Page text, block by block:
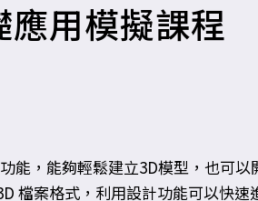
應用模擬課程
能，能夠輕鬆建立3D模型，也可以
檔案格式，利用設計功能可以快速